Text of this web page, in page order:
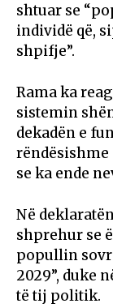
shtuar se
individë që,
shpifje”.
Rama ka
sistemin
dekadën e
rëndësishme
se ka ende
Në
shprehur se
popullin
2029”, duke
të tij politik.